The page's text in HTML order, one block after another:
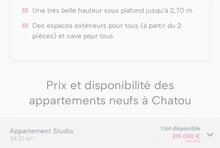
Une très belle hauteur sous plafond jusqu'à 2,70 m
Des espaces extérieurs pour tous (à partir du 2
pièces) et cave pour tous
Prix et disponibilité des
appartements neufs à Chatou
Appartement Studio
34.21 m²
1 lot disponible
215 000 €
TVA 20%